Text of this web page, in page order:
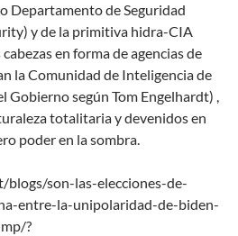
Departamento de Seguridad
y de la primitiva hidra-CIA
en forma de agencias de
la Comunidad de Inteligencia de
Gobierno según Tom Engelhardt) ,
totalitaria y devenidos en
poder en la sombra.
son-las-elecciones-de-
entre-la-unipolaridad-de-biden-
?